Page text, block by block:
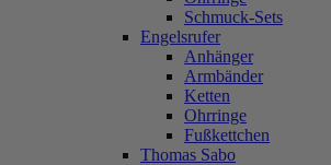
Schmuck-Sets
Engelsrufer
Anhänger
Armbänder
Ketten
Ohrringe
Fußkettchen
Thomas Sabo